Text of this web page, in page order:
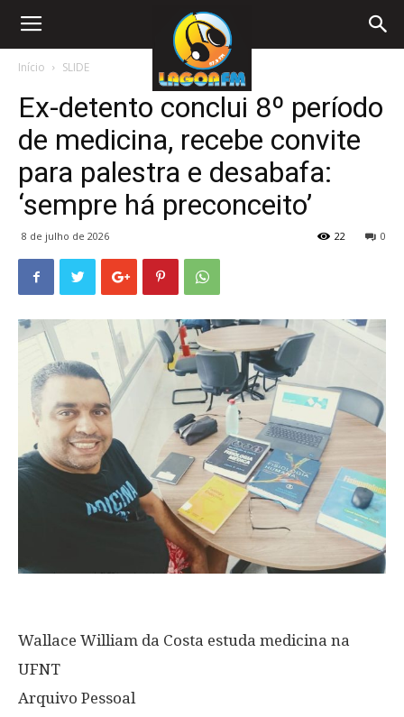
Início SLIDE
Ex-detento conclui 8º período
de medicina, recebe convite
para palestra e desabafa:
‘sempre há preconceito’
8 de julho de 2026 0
22
Wallace William da Costa estuda medicina na
UFNT
Arquivo Pessoal